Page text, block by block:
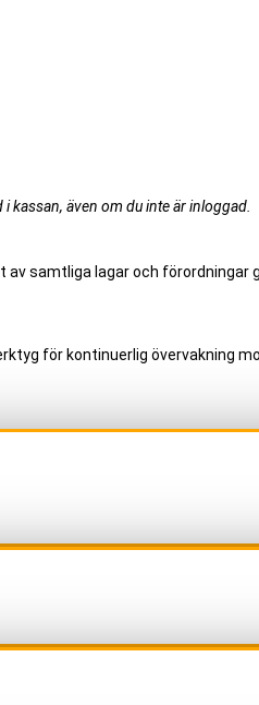
kassan, även om du inte är inloggad.
samtliga lagar och
för kontinuerlig övervakning